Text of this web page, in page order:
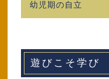
幼児期の自立
遊びこそ学び